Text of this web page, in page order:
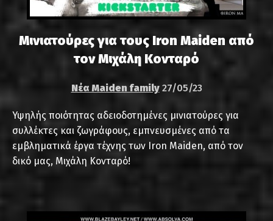
Μινιατούρες για τους Iron Maiden από
τον Μιχάλη Κονταρό
Νέα Maiden family 27/05/23
Υψηλής ποιότητας αδειοδοτημένες μινιατούρες για
συλλέκτες και ζωγράφους, εμπνευσμένες από τα
εμβληματικά έργα τέχνης των Iron Maiden, από τον
δικό μας, Μιχάλη Κονταρό!